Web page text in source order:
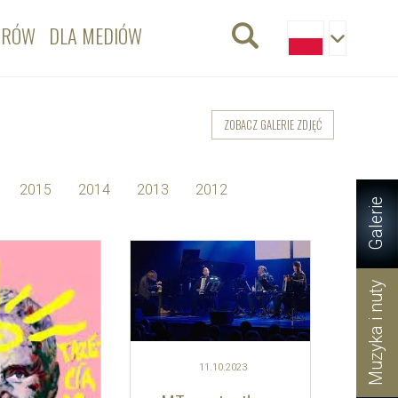
Galerie
Muzyka i nuty
DLA MEDIÓW
ZOBACZ GALERIE ZDJĘĆ
2012
2013
2014
2015
11.10.2023